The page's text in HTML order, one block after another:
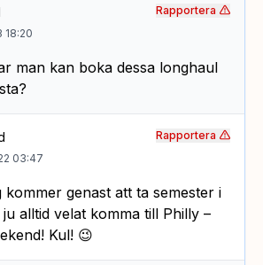
18:20
man kan boka dessa longhaul
Rapportera
03:47
genast att ta semester i
alltid velat komma till Philly –
Kul! 😉
Rapportera